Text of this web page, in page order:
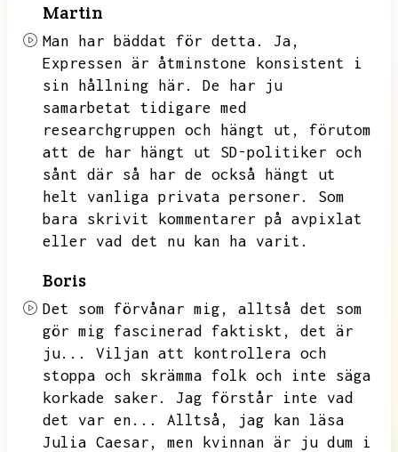
Martin
Man har bäddat för detta.
Ja,
Expressen är åtminstone konsistent i
sin hållning här.
De har ju
samarbetat tidigare med
researchgruppen och hängt ut,
förutom
att de har hängt ut SD-politiker och
sånt där så har de också hängt ut
helt vanliga privata personer.
Som
bara skrivit kommentarer på avpixlat
eller vad det nu kan ha varit.
Boris
Det som förvånar mig,
alltså det som
gör mig fascinerad faktiskt,
det är
ju...
Viljan att kontrollera och
stoppa och skrämma folk och inte säga
korkade saker.
Jag förstår inte vad
det var en...
Alltså,
jag kan läsa
Julia Caesar,
men kvinnan är ju dum i